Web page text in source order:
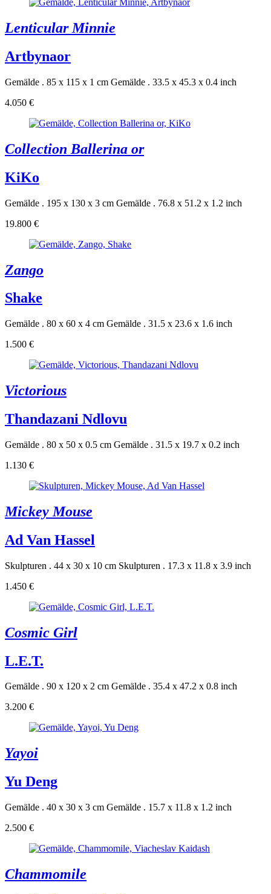
Lenticular Minnie
Artbynaor
Gemälde . 85 x 115 x 1 cm Gemälde . 33.5 x 45.3 x 0.4 inch
4.050 €
Collection Ballerina or
KiKo
Gemälde . 195 x 130 x 3 cm Gemälde . 76.8 x 51.2 x 1.2 inch
19.800 €
Zango
Shake
Gemälde . 80 x 60 x 4 cm Gemälde . 31.5 x 23.6 x 1.6 inch
1.500 €
Victorious
Thandazani Ndlovu
Gemälde . 80 x 50 x 0.5 cm Gemälde . 31.5 x 19.7 x 0.2 inch
1.130 €
Mickey Mouse
Ad Van Hassel
Skulpturen . 44 x 30 x 10 cm Skulpturen . 17.3 x 11.8 x 3.9 inch
1.450 €
Cosmic Girl
L.E.T.
Gemälde . 90 x 120 x 2 cm Gemälde . 35.4 x 47.2 x 0.8 inch
3.200 €
Yayoi
Yu Deng
Gemälde . 40 x 30 x 3 cm Gemälde . 15.7 x 11.8 x 1.2 inch
2.500 €
Chammomile